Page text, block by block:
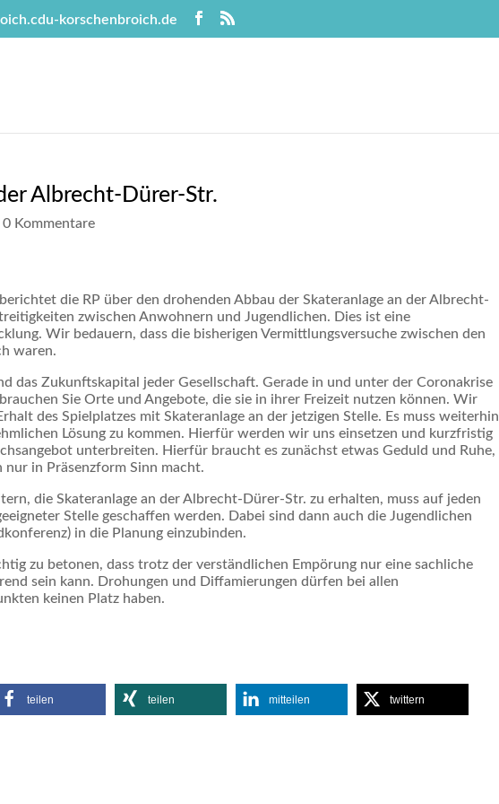
korschenbroich.de
Albrecht-Dürer-Str.
|0 Kommentare
die RP über den drohenden Abbau der Skateranlage an der Albrecht-
zwischen Anwohnern und Jugendlichen. Dies ist eine
Wir bedauern, dass die bisherigen Vermittlungsversuche zwischen den
waren.
das Zukunftskapital jeder Gesellschaft. Gerade in und unter der Coronakrise
Sie Orte und Angebote, die sie in ihrer Freizeit nutzen können. Wir
des Spielplatzes mit Skateranlage an der jetzigen Stelle. Es muss weiterhin
Lösung zu kommen. Hierfür werden wir uns einsetzen und kurzfristig
unterbreiten. Hierfür braucht es zunächst etwas Geduld und Ruhe,
nur in Präsenzform Sinn macht.
die Skateranlage an der Albrecht-Dürer-Str. zu erhalten, muss auf jeden
Stelle geschaffen werden. Dabei sind dann auch die Jugendlichen
in die Planung einzubinden.
zu betonen, dass trotz der verständlichen Empörung nur eine sachliche
sein kann. Drohungen und Diffamierungen dürfen bei allen
keinen Platz haben.
teilen teilen mitteilen twittern